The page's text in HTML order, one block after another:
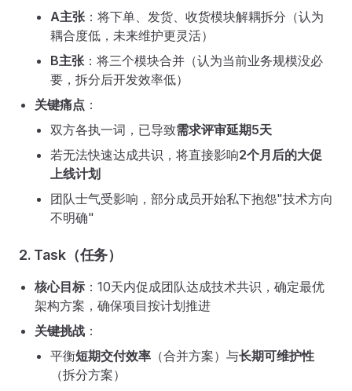
A主张：将下单、发货、收货模块解耦拆分（认为
耦合度低，未来维护更灵活）
B主张：将三个模块合并（认为当前业务规模没必
要，拆分后开发效率低）
关键痛点 ：
双方各执一词，已导致需求评审延期5天
若无法快速达成共识，将直接影响2个月后的大促
上线计划
团队士气受影响，部分成员开始私下抱怨"技术方向
不明确"
2. Task（任务）
核心目标 ：10天内促成团队达成技术共识，确定最优
架构方案，确保项目按计划推进
关键挑战 ：
平衡短期交付效率 （合并方案）与长期可维护性
（拆分方案）